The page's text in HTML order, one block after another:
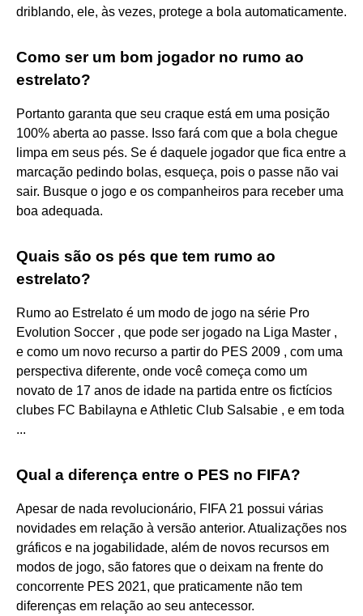
driblando, ele, às vezes, protege a bola automaticamente.
Como ser um bom jogador no rumo ao
estrelato?
Portanto garanta que seu craque está em uma posição
100% aberta ao passe. Isso fará com que a bola chegue
limpa em seus pés. Se é daquele jogador que fica entre a
marcação pedindo bolas, esqueça, pois o passe não vai
sair. Busque o jogo e os companheiros para receber uma
boa adequada.
Quais são os pés que tem rumo ao
estrelato?
Rumo ao Estrelato é um modo de jogo na série Pro
Evolution Soccer , que pode ser jogado na Liga Master ,
e como um novo recurso a partir do PES 2009 , com uma
perspectiva diferente, onde você começa como um
novato de 17 anos de idade na partida entre os fictícios
clubes FC Babilayna e Athletic Club Salsabie , e em toda
...
Qual a diferença entre o PES no FIFA?
Apesar de nada revolucionário, FIFA 21 possui várias
novidades em relação à versão anterior. Atualizações nos
gráficos e na jogabilidade, além de novos recursos em
modos de jogo, são fatores que o deixam na frente do
concorrente PES 2021, que praticamente não tem
diferenças em relação ao seu antecessor.